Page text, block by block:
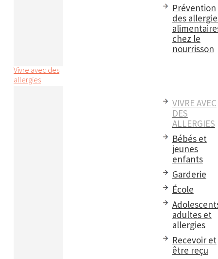
Prévention
des
chez le
nourrisson
Vivre avec des
allergies
VIVRE AVEC
DES
ALLERGIES
Bébés et
jeunes
enfants
Garderie
École
adultes et
allergies
Recevoir et
être reçu